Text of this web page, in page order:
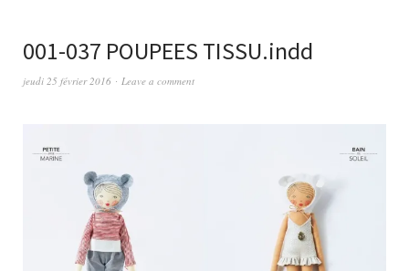
001-037 POUPEES TISSU.indd
jeudi 25 février 2016 Leave a comment